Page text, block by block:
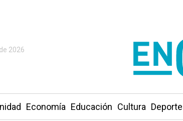
2026
Economía Educación Cultura